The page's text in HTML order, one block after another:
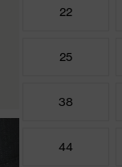
22
25
38
44